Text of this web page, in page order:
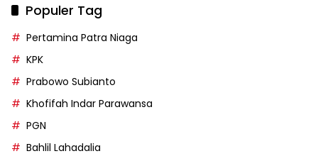
Populer Tag
Pertamina Patra Niaga
KPK
Prabowo Subianto
Khofifah Indar Parawansa
PGN
Bahlil Lahadalia